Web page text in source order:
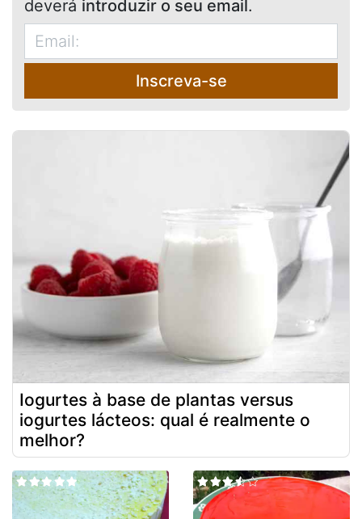
deverá introduzir o seu email.
Inscreva-se
Iogurtes à base de plantas versus
iogurtes lácteos: qual é realmente o
melhor?